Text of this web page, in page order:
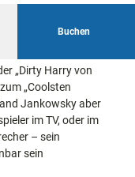
Buchen
den etwas
„Dirty Harry von
„Coolsten
Jankowsky aber
im TV, oder im
– sein
sein